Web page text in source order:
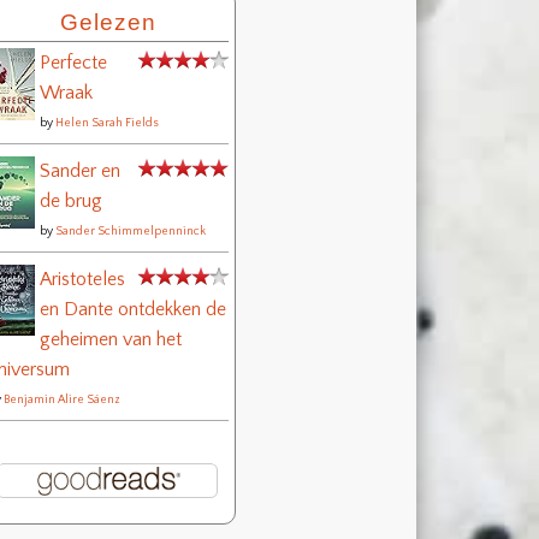
Gelezen
Perfecte
Wraak
by Helen Sarah Fields
Sander en
de brug
by Sander Schimmelpenninck
Aristoteles
en Dante ontdekken de
geheimen van het
Benjamin Alire Sáenz